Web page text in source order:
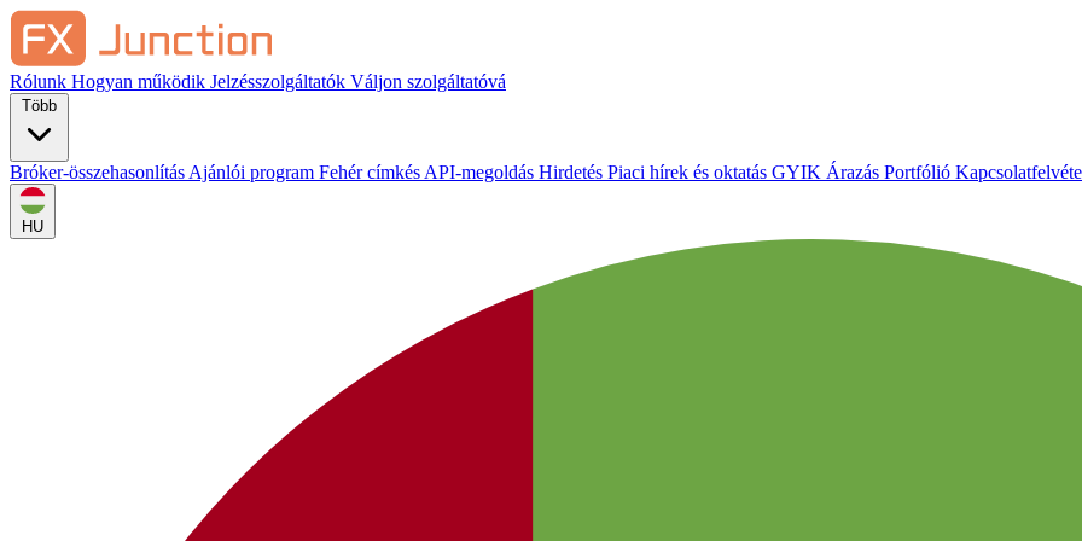
Rólunk Hogyan működik Jelzésszolgáltatók Váljon szolgáltatóvá
Bróker-összehasonlítás Ajánlói program Fehér címkés API-megoldás Hirdetés Piaci hírek és oktatás GYIK Árazás Portfólió
HU